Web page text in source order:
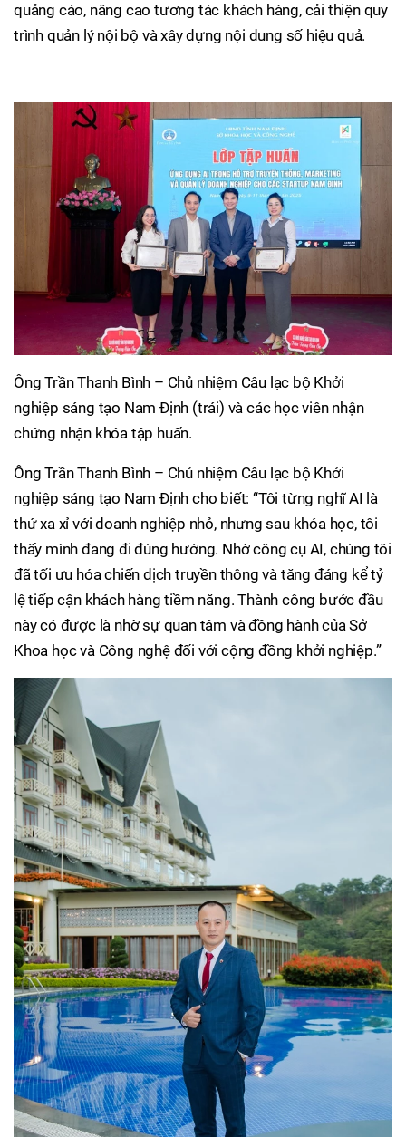
quảng cáo, nâng cao tương tác khách hàng, cải thiện quy
trình quản lý nội bộ và xây dựng nội dung số hiệu quả.
Ông Trần Thanh Bình – Chủ nhiệm Câu lạc bộ Khởi
nghiệp sáng tạo Nam Định (trái) và các học viên nhận
chứng nhận khóa tập huấn.
Ông Trần Thanh Bình – Chủ nhiệm Câu lạc bộ Khởi
nghiệp sáng tạo Nam Định cho biết: “Tôi từng nghĩ AI là
thứ xa xỉ với doanh nghiệp nhỏ, nhưng sau khóa học, tôi
thấy mình đang đi đúng hướng. Nhờ công cụ AI, chúng tôi
đã tối ưu hóa chiến dịch truyền thông và tăng đáng kể tỷ
lệ tiếp cận khách hàng tiềm năng. Thành công bước đầu
này có được là nhờ sự quan tâm và đồng hành của Sở
Khoa học và Công nghệ đối với cộng đồng khởi nghiệp.”